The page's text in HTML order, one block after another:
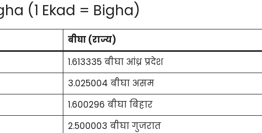
(1 Ekad = Bigha)
बीघा (राज्य)
1.613335 बीघा आंध्र प्रदेश
3.025004 बीघा असम
1.600296 बीघा बिहार
2.500003 बीघा गुजरात